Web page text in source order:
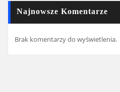
Najnowsze Komentarze
Brak komentarzy do wyświetlenia.